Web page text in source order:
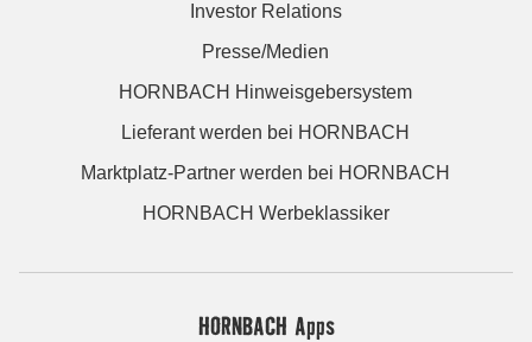
Investor Relations
Presse/Medien
HORNBACH Hinweisgebersystem
Lieferant werden bei HORNBACH
Marktplatz-Partner werden bei HORNBACH
HORNBACH Werbeklassiker
HORNBACH Apps